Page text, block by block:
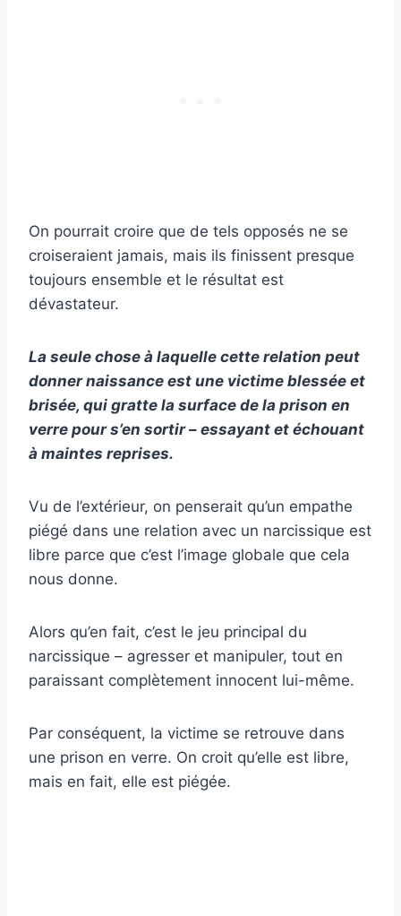
On pourrait croire que de tels opposés ne se
croiseraient jamais, mais ils finissent presque
toujours ensemble et le résultat est
dévastateur.
La seule chose à laquelle cette relation peut
donner naissance est une victime blessée et
brisée, qui gratte la surface de la prison en
verre pour s’en sortir – essayant et échouant
à maintes reprises.
Vu de l’extérieur, on penserait qu’un empathe
piégé dans une relation avec un narcissique est
libre parce que c’est l’image globale que cela
nous donne.
Alors qu’en fait, c’est le jeu principal du
narcissique – agresser et manipuler, tout en
paraissant complètement innocent lui-même.
Par conséquent, la victime se retrouve dans
une prison en verre. On croit qu’elle est libre,
mais en fait, elle est piégée.